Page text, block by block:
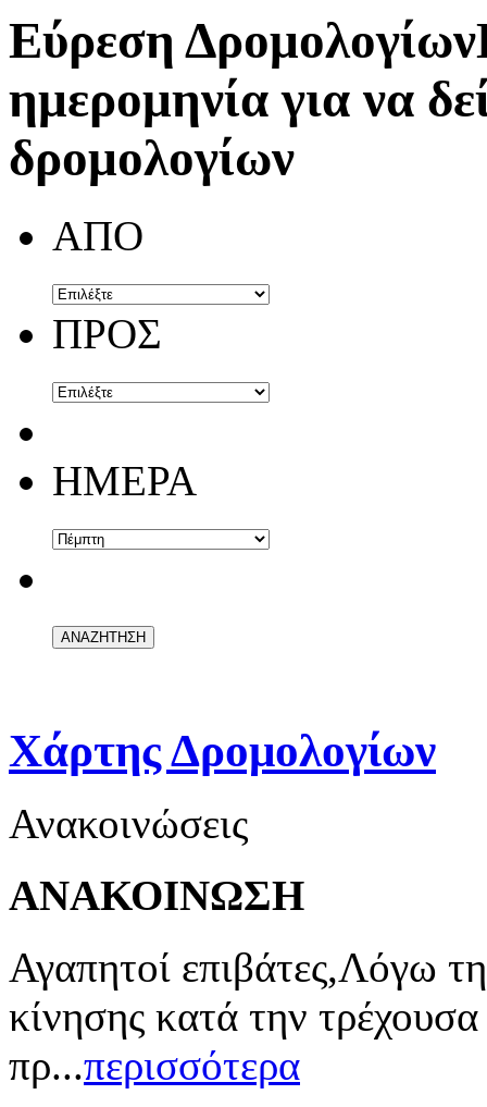
Εύρεση Δρομολογίων
ημερομηνία για να
δρομολογίων
ΑΠΟ
ΠΡΟΣ
ΗΜΕΡΑ
Χάρτης Δρομολογίων
Ανακοινώσεις
ΑΝΑΚΟΙΝΩΣΗ
Αγαπητοί επιβάτες,Λόγω
κίνησης κατά την
πρ...περισσότερα